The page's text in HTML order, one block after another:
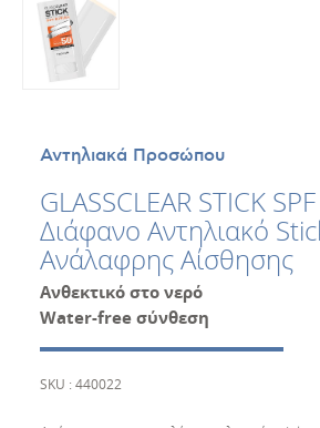
Αντηλιακά Προσώπου
GLASSCLEAR STICK
Διάφανο Αντηλιακό
Ανάλαφρης Αίσθησης
Ανθεκτικό στο νερό
Water-freeσύνθεση
SKU : 440022